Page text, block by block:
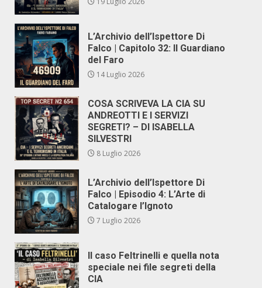
L’Archivio dell’Ispettore Di
Falco | Capitolo 32: Il Guardiano
del Faro
14 Luglio 2026
COSA SCRIVEVA LA CIA SU
ANDREOTTI E I SERVIZI
SEGRETI? – DI ISABELLA
SILVESTRI
8 Luglio 2026
L’Archivio dell’Ispettore Di
Falco | Episodio 4: L’Arte di
Catalogare l’Ignoto
7 Luglio 2026
Il caso Feltrinelli e quella nota
speciale nei file segreti della
CIA